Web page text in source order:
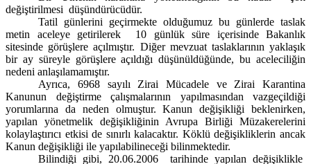
değiştirilmesi düşündürücüdür.
Tatil günlerini geçirmekte olduğumuz bu günlerde taslak
metin aceleye getirilerek
10 günlük süre içerisinde Bakanlık
sitesinde görüşlere açılmıştır. Diğer mevzuat taslaklarının yaklaşık
bir ay süreyle görüşlere açıldığı düşünüldüğünde, bu aceleciliğin
nedeni anlaşılamamıştır.
Ayrıca, 6968 sayılı Zirai Mücadele ve Zirai Karantina
Kanunun değiştirme çalışmalarının yapılmasından vazgeçildiği
yorumlarına da neden olmuştur. Kanun değişikliği beklenirken,
yapılan yönetmelik değişikliğinin Avrupa Birliği Müzakerelerini
kolaylaştırıcı etkisi de sınırlı kalacaktır. Köklü değişikliklerin ancak
Kanun değişikliği ile yapılabilineceği bilinmektedir.
Bilindiği gibi, 20.06.2006
tarihinde yapılan değişiklikle